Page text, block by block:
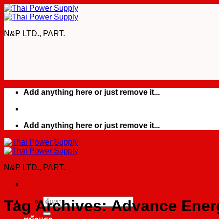
Skip
to
N&P LTD., PART.
Add anything here or just remove it...
Add anything here or just remove it...
N&P LTD., PART.
ค้นหา:
Tag Archives:Advance